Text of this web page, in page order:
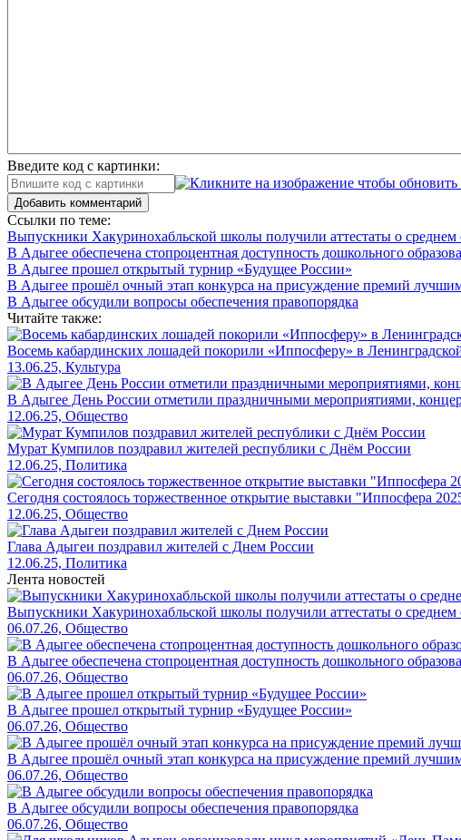
Введите код с картинки:
Добавить комментарий
Ссылки по теме:
Выпускники Хакуринохабльской школы получили аттестаты о среднем
В Адыгее обеспечена стопроцентная доступность дошкольного
В Адыгее прошел открытый турнир «Будущее России»
В Адыгее прошёл очный этап конкурса на присуждение премий
В Адыгее обсудили вопросы обеспечения правопорядка
Читайте также:
Восемь кабардинских лошадей покорили «Иппосферу» в
13.06.25, Культура
В Адыгее День России отметили праздничными мероприятиями,
12.06.25, Общество
Мурат Кумпилов поздравил жителей республики с Днём России
12.06.25, Политика
Сегодня состоялось торжественное открытие выставки "Иппосфера
12.06.25, Общество
Глава Адыгеи поздравил жителей с Днем России
12.06.25, Политика
Лента новостей
Выпускники Хакуринохабльской школы получили аттестаты о среднем
06.07.26, Общество
В Адыгее обеспечена стопроцентная доступность дошкольного
06.07.26, Общество
В Адыгее прошел открытый турнир «Будущее России»
06.07.26, Общество
В Адыгее прошёл очный этап конкурса на присуждение премий
06.07.26, Общество
В Адыгее обсудили вопросы обеспечения правопорядка
06.07.26, Общество